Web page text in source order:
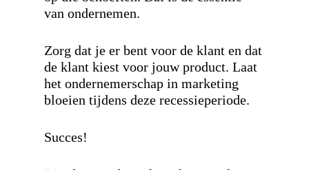
van ondernemen.
Zorg dat je er bent voor de klant en dat
de klant kiest voor jouw product. Laat
het ondernemerschap in marketing
bloeien tijdens deze recessieperiode.
Succes!